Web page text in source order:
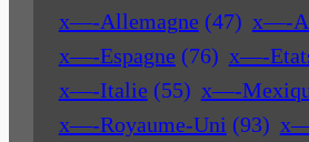
x—-Allemagne (47) x—-
x—-Espagne (76) x—-
x—-Italie (55) x—-
x—-Royaume-Uni (93)